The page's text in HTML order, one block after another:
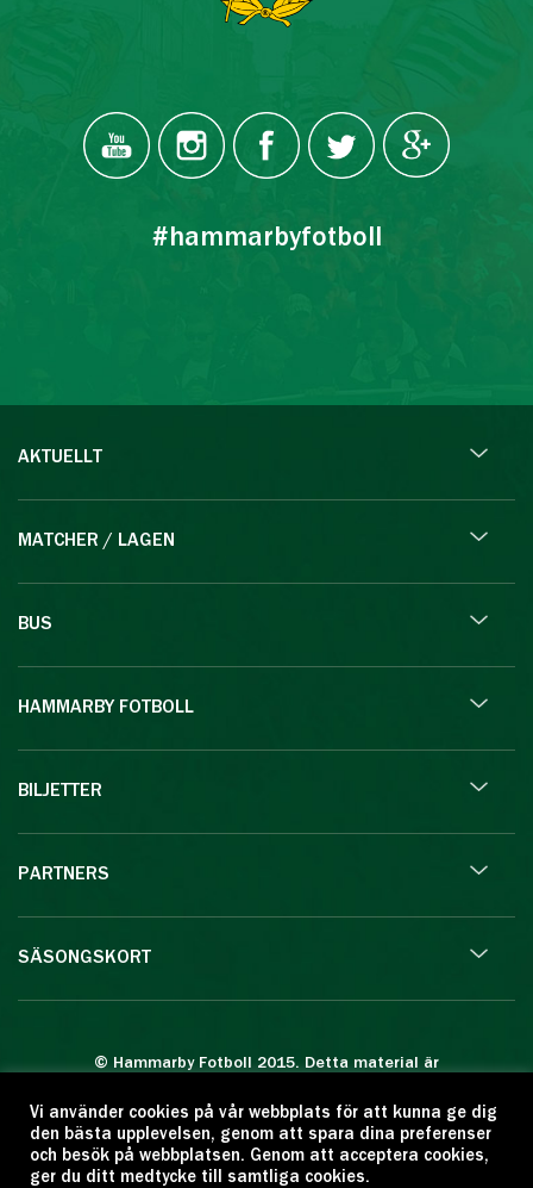
#hammarbyfotboll
AKTUELLT
MATCHER / LAGEN
BUS
HAMMARBY FOTBOLL
BILJETTER
PARTNERS
SÄSONGSKORT
© Hammarby Fotboll 2015. Detta material är
Eftertryck eller annan kopiering är förbjuden.
Citera oss gärna men ange källan:
www.hammarbyfotboll.se. Ansvarig utgivare:
Vi använder cookies på vår webbplats för att kunna ge dig
den bästa upplevelsen, genom att spara dina preferenser
och besök på webbplatsen. Genom att acceptera cookies,
ger du ditt medtycke till samtliga cookies.